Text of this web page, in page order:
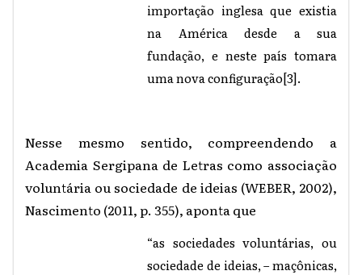
importação inglesa que existia
na América desde a sua
fundação, e neste país tomara
uma nova configuração[3].
Nesse mesmo sentido, compreendendo a
Academia Sergipana de Letras como associação
voluntária ou sociedade de ideias (WEBER, 2002),
Nascimento (2011, p. 355), aponta que
“as sociedades voluntárias, ou
sociedade de ideias, – maçônicas,